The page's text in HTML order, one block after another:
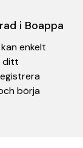
i Boappa
enkelt
ditt
börja